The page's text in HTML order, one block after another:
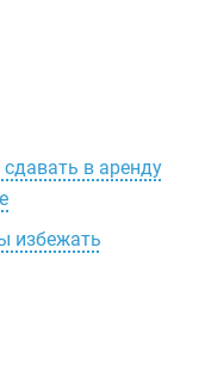
в аренду
избежать